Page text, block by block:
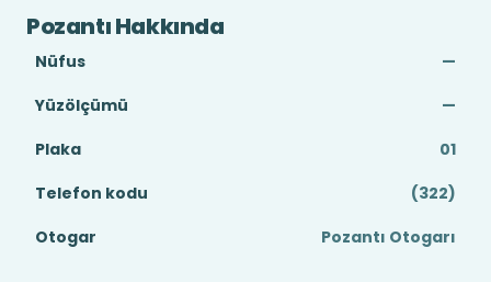
Pozantı Hakkında
Nüfus
—
Yüzölçümü
—
Plaka
01
Telefon kodu
(322)
Otogar
Pozantı Otogarı